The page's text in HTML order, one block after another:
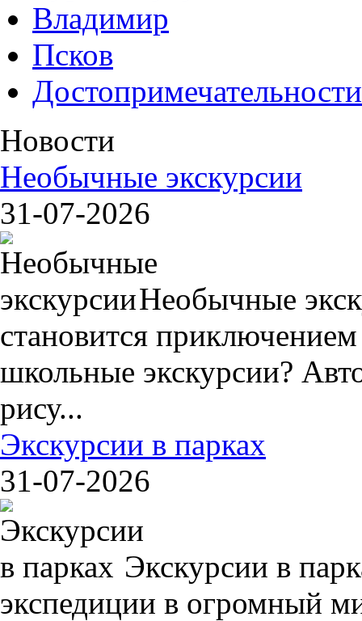
Владимир
Псков
Достопримечательности
Новости
Необычные экскурсии
31-07-2026
Необычные
становится
школьные экскурсии?
рису...
Экскурсии в парках
31-07-2026
Экскурсии в
экспедиции в огромный